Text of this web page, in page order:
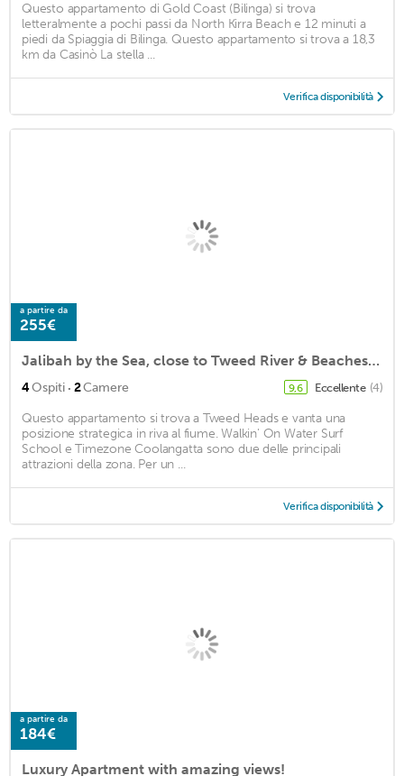
Questo appartamento di Gold Coast (Bilinga) si trova
letteralmente a pochi passi da North Kirra Beach e 12 minuti a
piedi da Spiaggia di Bilinga. Questo appartamento si trova a 18,3
km da Casinò La stella ...
Verifica disponibilità
a partire da
255€
Jalibah by the Sea, close to Tweed River & Beaches sleeps 2-4 Pool Wifi Pets OK
4Ospiti · 2Camere 9,6 Eccellente (4)
Questo appartamento si trova a Tweed Heads e vanta una
posizione strategica in riva al fiume. Walkin' On Water Surf
School e Timezone Coolangatta sono due delle principali
attrazioni della zona. Per un ...
Verifica disponibilità
a partire da
184€
Luxury Apartment with amazing views!